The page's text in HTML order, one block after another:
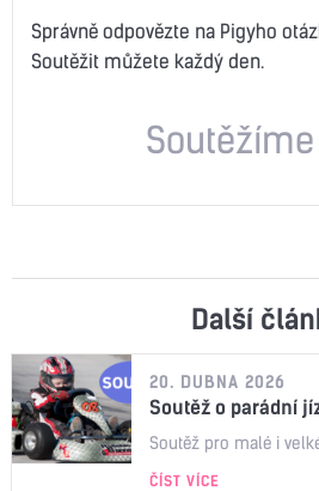
Správně odpovězte na Pigyho
Soutěžit můžete každý den.
Další
20. DUBNA 2026
Soutěž o parádní
Soutěž pro malé i
ČÍST VÍCE